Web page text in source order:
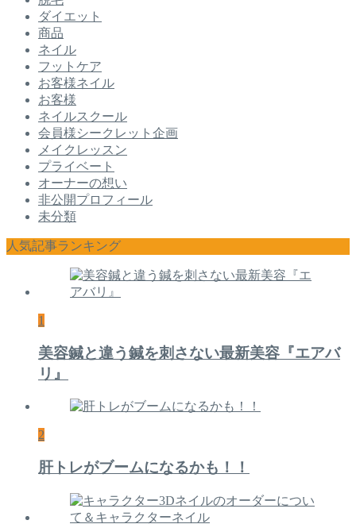
ダイエット
商品
ネイル
フットケア
お客様ネイル
お客様
ネイルスクール
会員様シークレット企画
メイクレッスン
プライベート
オーナーの想い
非公開プロフィール
未分類
人気記事ランキング
1
美容鍼と違う鍼を刺さない最新美容『エアバ
リ』
2
肝トレがブームになるかも！！